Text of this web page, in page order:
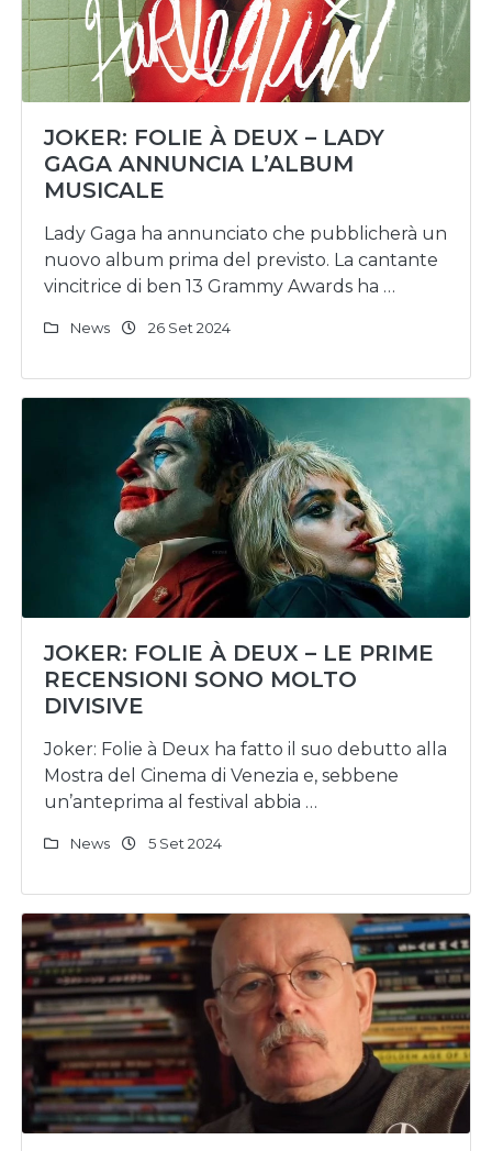
JOKER: FOLIE À DEUX – LADY
GAGA ANNUNCIA L’ALBUM
MUSICALE
Lady Gaga ha annunciato che pubblicherà un
nuovo album prima del previsto. La cantante
vincitrice di ben 13 Grammy Awards ha …
News 26 Set 2024
JOKER: FOLIE À DEUX – LE PRIME
RECENSIONI SONO MOLTO
DIVISIVE
Joker: Folie à Deux ha fatto il suo debutto alla
Mostra del Cinema di Venezia e, sebbene
un’anteprima al festival abbia …
News 5 Set 2024